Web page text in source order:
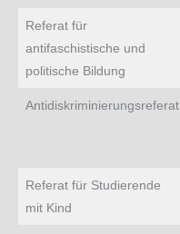
Referat für
antifaschistische und
politische Bildung
Antidiskriminierungsreferat
Referat für Studierende
mit Kind